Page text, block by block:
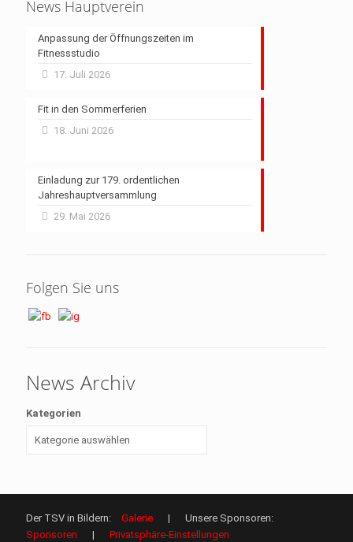
News Hauptverein
Anpassung der Öffnungszeiten im
Fitnessstudio
17. Juli 2026
Fit in den Sommerferien
18. Juni 2026
Einladung zur 179. ordentlichen
Jahreshauptversammlung
29. Mai 2026
Folgen Sie uns
News Archiv
Kategorien
Der TSV in Bildern: Galerie | Unsere Sponsoren:
Sponsoren | Privatsphäre-Einstellungen